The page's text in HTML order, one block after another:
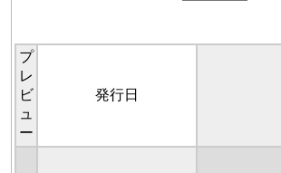
プ
レ
ビ
ュ
ー
発行日